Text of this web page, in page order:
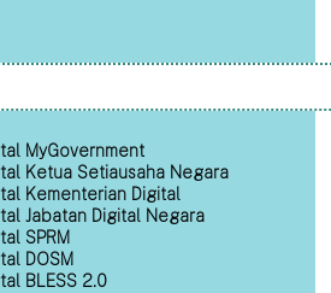
MyGovernment
Ketua Setiausaha Negara
Kementerian Digital
Jabatan Digital Negara
SPRM
DOSM
BLESS 2.0